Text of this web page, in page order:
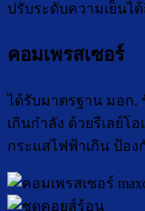
ปรับระดับความเย็นได้
คอมเพรสเซอร์
ได้รับมาตรฐาน มอก.
เกินกำลัง ด้วยรีเลย์โ
กระแสไฟฟ้าเกิน ป้อ